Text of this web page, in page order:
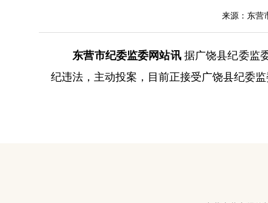
来源：东营
东营市纪委监委网站讯 据广饶县纪委监
纪违法，主动投案，目前正接受广饶县纪委